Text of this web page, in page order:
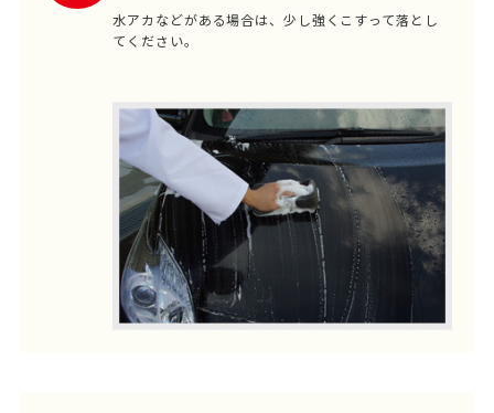
水アカなどがある場合は、少し強くこすって落とし
てください。